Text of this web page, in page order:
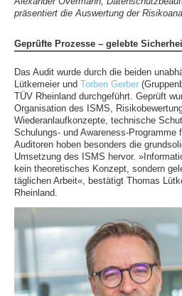
präsentiert die Auswertung der
Geprüfte Prozesse – gelebte
Das Audit wurde durch die beiden
Lütkemeier und Torben Gerber
TÜV Rheinland durchgeführt. Geprüft
Organisation des ISMS,
Wiederanlaufkonzepte, technische
Schulungs- und Awareness-Programme
Auditoren hoben besonders die
Umsetzung des ISMS hervor.
kein theoretisches Konzept, sondern
täglichen Arbeit«, bestätigt Thomas
Rheinland.